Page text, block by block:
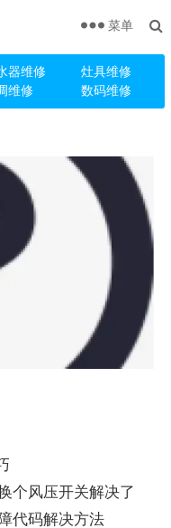
器维修
灶具维修
维修 数码维修
菜单
个风压开关解决了
代码解决方法